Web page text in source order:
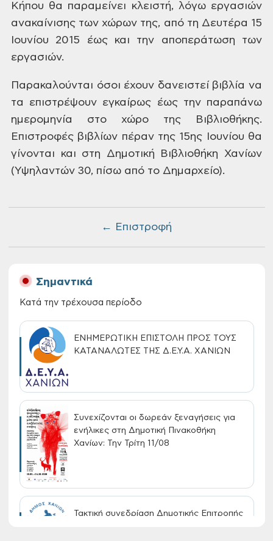
← Επιστροφή
Κήπου θα παραμείνει κλειστή, λόγω εργασιών
ανακαίνισης των χώρων της, από τη Δευτέρα 15
Ιουνίου 2015 έως και την αποπεράτωση των
εργασιών.
Παρακαλούνται όσοι έχουν δανειστεί βιβλία να
τα
επιστρέψουν εγκαίρως έως την παραπάνω
ημερομηνία στο χώρο της Βιβλιοθήκης.
Επιστροφές βιβλίων πέραν της 15ης Ιουνίου θα
γίνονται και στη Δημοτική Βιβλιοθήκη Χανίων
(Υψηλαντών 30, πίσω από το Δημαρχείο).
Σημαντικά
Κατά την τρέχουσα περίοδο
ΕΝΗΜΕΡΩΤΙΚΗ ΕΠΙΣΤΟΛΗ ΠΡΟΣ ΤΟΥΣ
ΚΑΤΑΝΑΛΩΤΕΣ ΤΗΣ Δ.Ε.Υ.Α. ΧΑΝΙΩΝ
Συνεχίζονται οι δωρεάν ξεναγήσεις για
ενήλικες στη Δημοτική Πινακοθήκη
Χανίων: Την Τρίτη 11/08
Τακτική συνεδρίαση Δημοτικής Επιτροπής